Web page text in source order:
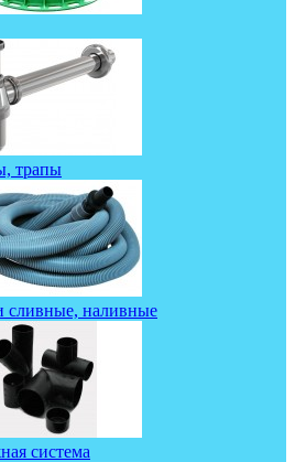
трапы
сливные, наливные
система